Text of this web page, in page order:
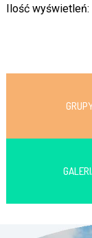
Ilość wyświetleń: